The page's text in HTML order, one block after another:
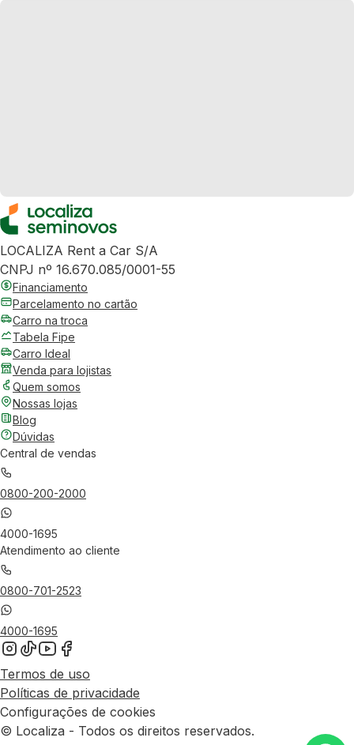
LOCALIZA Rent a Car S/A
CNPJ nº 16.670.085/0001-55
Financiamento
Parcelamento no cartão
Carro na troca
Tabela Fipe
Carro Ideal
Venda para lojistas
Quem somos
Nossas lojas
Blog
Dúvidas
Central de vendas
0800-200-2000
4000-1695
Atendimento ao cliente
0800-701-2523
4000-1695
Termos de uso
Políticas de privacidade
Configurações de cookies
© Localiza - Todos os direitos reservados.